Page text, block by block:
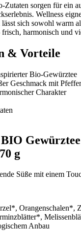
Zutaten sorgen für ein
Wellness
lässt sich sowohl warm
harmonisch und
& Vorteile
Bio-Gewürztee
Geschmack mit
Charakter
Gewürztee
g
Süße mit einem
Orangenschalen*,
Anbau